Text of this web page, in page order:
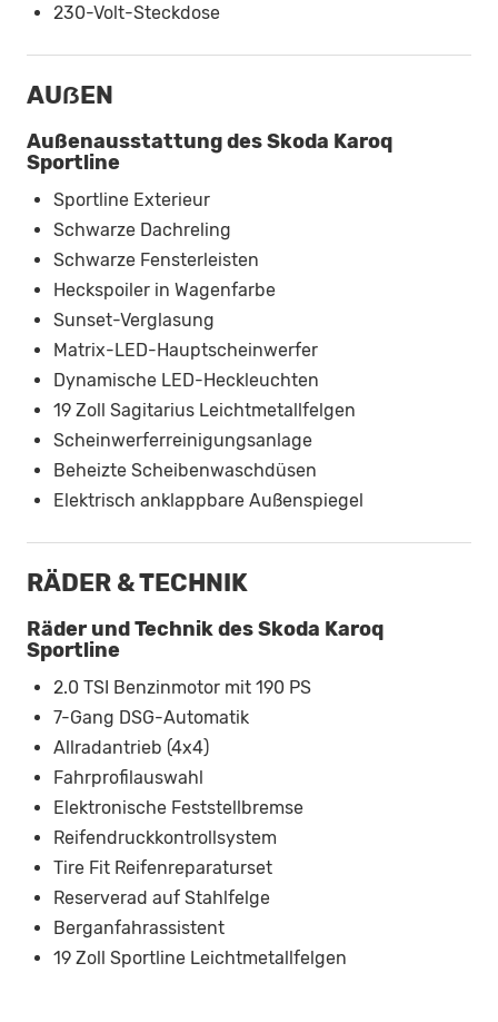
230-Volt-Steckdose
AUẞEN
Außenausstattung des Skoda Karoq
Sportline
Sportline Exterieur
Schwarze Dachreling
Schwarze Fensterleisten
Heckspoiler in Wagenfarbe
Sunset-Verglasung
Matrix-LED-Hauptscheinwerfer
Dynamische LED-Heckleuchten
19 Zoll Sagitarius Leichtmetallfelgen
Scheinwerferreinigungsanlage
Beheizte Scheibenwaschdüsen
Elektrisch anklappbare Außenspiegel
RÄDER & TECHNIK
Räder und Technik des Skoda Karoq
Sportline
2.0 TSI Benzinmotor mit 190 PS
7-Gang DSG-Automatik
Allradantrieb (4x4)
Fahrprofilauswahl
Elektronische Feststellbremse
Reifendruckkontrollsystem
Tire Fit Reifenreparaturset
Reserverad auf Stahlfelge
Berganfahrassistent
19 Zoll Sportline Leichtmetallfelgen